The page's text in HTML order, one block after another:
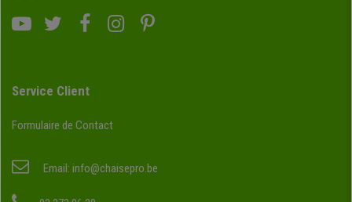
Service Client
Formulaire de Contact
Email: info@chaisepro.be